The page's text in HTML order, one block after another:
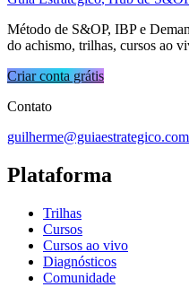
Método de S&OP, IBP e
do achismo, trilhas, cursos ao
Criar conta grátis
Contato
Plataforma
Trilhas
Cursos
Cursos ao vivo
Diagnósticos
Comunidade